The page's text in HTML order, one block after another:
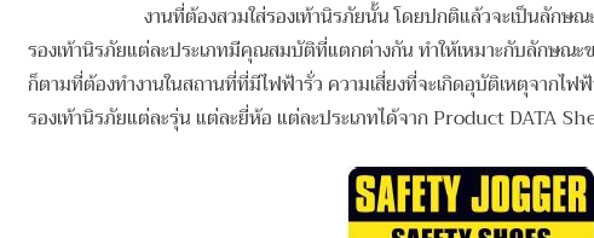
งานที่ต้องสวมใส่รองเท้านิรภัยนั้น โดยปกติแล้วจะเป็นลักษ
รองเท้านิรภัยแต่ละประเภทมีคุณสมบัติที่แตกต่างกัน ทำให้เหมาะกับลักษณะ
ก็ตามที่ต้องทำงานในสถานที่ที่มีไฟฟ้ารั่ว ความเสี่ยงที่จะเกิดอุบัติเหตุจากไ
รองเท้านิรภัยแต่ละรุ่น แต่ละยี่ห้อ แต่ละประเภทได้จาก Product DATA